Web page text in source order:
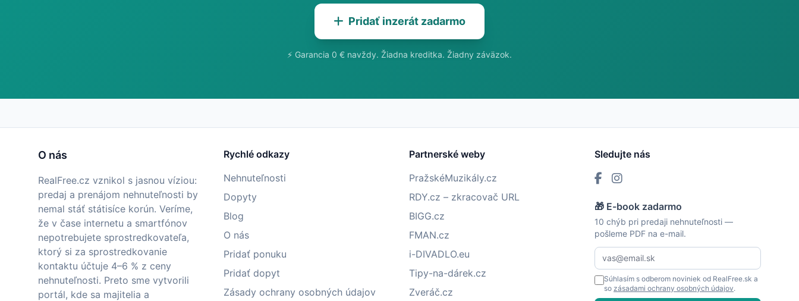
Pridať inzerát zadarmo
⚡ Garancia 0 € navždy. Žiadna kreditka. Žiadny záväzok.
O nás
RealFree.cz vznikol s jasnou víziou:
predaj a prenájom nehnuteľnosti by
nemal stáť státisíce korún. Veríme,
že v čase internetu a smartfónov
nepotrebujete sprostredkovateľa,
ktorý si za sprostredkovanie
kontaktu účtuje 4–6 % z ceny
nehnuteľnosti. Preto sme vytvorili
portál, kde sa majitelia a
Rychlé odkazy
Nehnuteľnosti
Dopyty
Blog
O nás
Pridať ponuku
Pridať dopyt
Zásady ochrany osobných údajov
Partnerské weby
PražskéMuzikály.cz
RDY.cz – zkracovač URL
BIGG.cz
FMAN.cz
i-DIVADLO.eu
Tipy-na-dárek.cz
Zveráč.cz
Sledujte nás
🎁 E-book zadarmo
10 chýb pri predaji nehnuteľnosti —
pošleme PDF na e-mail.
Súhlasím s odberom noviniek od RealFree.sk a
so zásadami ochrany osobných údajov.